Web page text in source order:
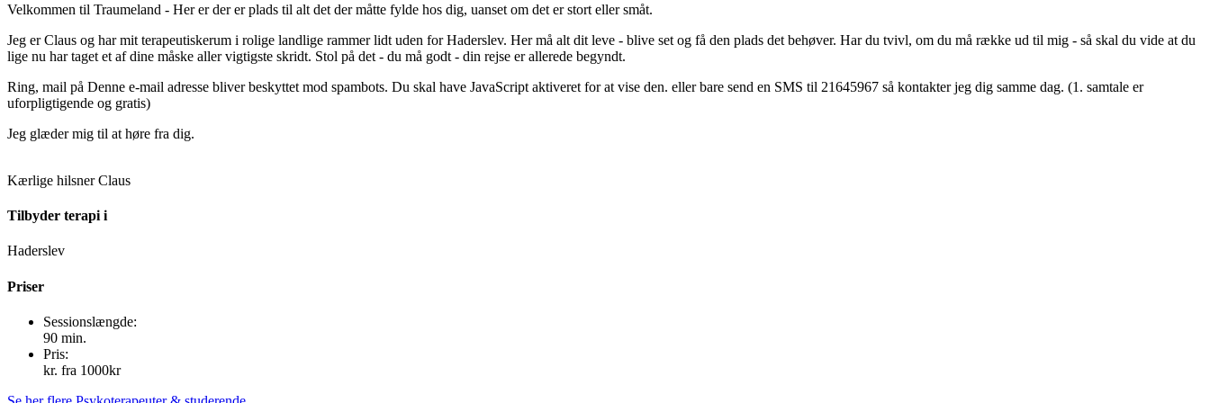
Velkommen til Traumeland - Her er der er plads til alt det der måtte fylde hos dig, uanset om det er stort eller småt.
Jeg er Claus og har mit terapeutiskerum i rolige landlige rammer lidt uden for Haderslev. Her må alt dit leve - blive set og få den plads det behøver. Har du tvivl, om du må række ud til mig - så skal du vide at du
lige nu har taget et af dine måske aller vigtigste skridt. Stol på det - du må godt - din rejse er allerede begyndt.
Ring, mail på Denne e-mail adresse bliver beskyttet mod spambots. Du skal have JavaScript aktiveret for at vise den. eller bare send en SMS til 21645967 så kontakter jeg dig samme dag. (1. samtale er
uforpligtigende og gratis)
Jeg glæder mig til at høre fra dig.
Kærlige hilsner Claus
Tilbyder terapi i
Haderslev
Priser
Sessionslængde:
90 min.
Pris:
kr. fra 1000kr